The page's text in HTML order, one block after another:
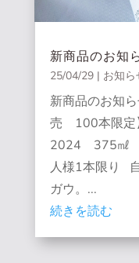
新商品のお知
25/04/29| お知ら
新商品のお知
売 100本限定
2024 375㎖
人様1本限り
ガウ。...
続きを読む